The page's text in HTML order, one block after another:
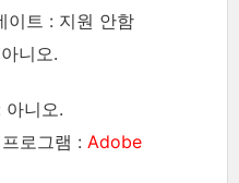
이트 : 지원 안함
니오.
아니오.
로그램 : Adobe